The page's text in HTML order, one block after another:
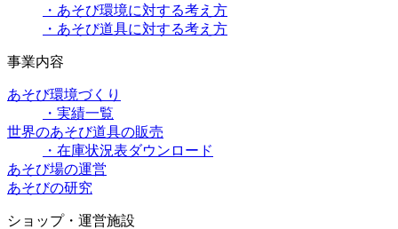
・あそび環境に対する考え方
・あそび道具に対する考え方
事業内容
あそび環境づくり
・実績一覧
世界のあそび道具の販売
・在庫状況表ダウンロード
あそび場の運営
あそびの研究
ショップ・運営施設